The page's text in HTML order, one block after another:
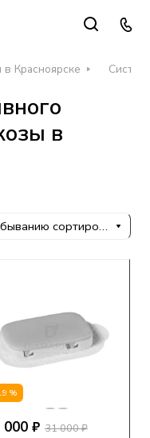
Красноярске
в
По убыванию сортировки
000 ₽ 31 000 ₽